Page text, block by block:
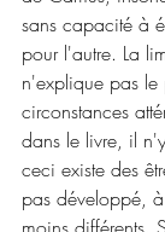
sans capacité à
pour l'autre. La
n'explique pas
circonstances
dans le livre, il
ceci existe des
pas développé,